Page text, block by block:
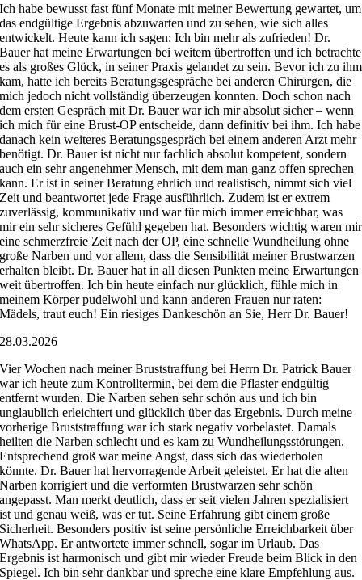
Ich habe bewusst fast fünf Monate mit meiner Bewertung gewartet, um
das endgültige Ergebnis abzuwarten und zu sehen, wie sich alles
entwickelt. Heute kann ich sagen: Ich bin mehr als zufrieden! Dr.
Bauer hat meine Erwartungen bei weitem übertroffen und ich betrachte
es als großes Glück, in seiner Praxis gelandet zu sein. Bevor ich zu ihm
kam, hatte ich bereits Beratungsgespräche bei anderen Chirurgen, die
mich jedoch nicht vollständig überzeugen konnten. Doch schon nach
dem ersten Gespräch mit Dr. Bauer war ich mir absolut sicher – wenn
ich mich für eine Brust-OP entscheide, dann definitiv bei ihm. Ich habe
danach kein weiteres Beratungsgespräch bei einem anderen Arzt mehr
benötigt. Dr. Bauer ist nicht nur fachlich absolut kompetent, sondern
auch ein sehr angenehmer Mensch, mit dem man ganz offen sprechen
kann. Er ist in seiner Beratung ehrlich und realistisch, nimmt sich viel
Zeit und beantwortet jede Frage ausführlich. Zudem ist er extrem
zuverlässig, kommunikativ und war für mich immer erreichbar, was
mir ein sehr sicheres Gefühl gegeben hat. Besonders wichtig waren mir
eine schmerzfreie Zeit nach der OP, eine schnelle Wundheilung ohne
große Narben und vor allem, dass die Sensibilität meiner Brustwarzen
erhalten bleibt. Dr. Bauer hat in all diesen Punkten meine Erwartungen
weit übertroffen. Ich bin heute einfach nur glücklich, fühle mich in
meinem Körper pudelwohl und kann anderen Frauen nur raten:
Mädels, traut euch! Ein riesiges Dankeschön an Sie, Herr Dr. Bauer!
28.03.2026
Vier Wochen nach meiner Bruststraffung bei Herrn Dr. Patrick Bauer
war ich heute zum Kontrolltermin, bei dem die Pflaster endgültig
entfernt wurden. Die Narben sehen sehr schön aus und ich bin
unglaublich erleichtert und glücklich über das Ergebnis. Durch meine
vorherige Bruststraffung war ich stark negativ vorbelastet. Damals
heilten die Narben schlecht und es kam zu Wundheilungsstörungen.
Entsprechend groß war meine Angst, dass sich das wiederholen
könnte. Dr. Bauer hat hervorragende Arbeit geleistet. Er hat die alten
Narben korrigiert und die verformten Brustwarzen sehr schön
angepasst. Man merkt deutlich, dass er seit vielen Jahren spezialisiert
ist und genau weiß, was er tut. Seine Erfahrung gibt einem große
Sicherheit. Besonders positiv ist seine persönliche Erreichbarkeit über
WhatsApp. Er antwortete immer schnell, sogar im Urlaub. Das
Ergebnis ist harmonisch und gibt mir wieder Freude beim Blick in den
Spiegel. Ich bin sehr dankbar und spreche eine klare Empfehlung aus.